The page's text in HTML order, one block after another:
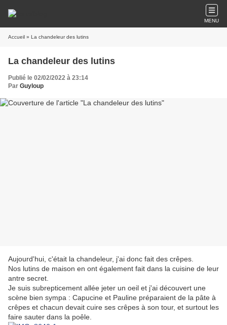
MENU
Accueil » La chandeleur des lutins
La chandeleur des lutins
Publié le 02/02/2022 à 23:14
Par Guyloup
Aujourd'hui, c'était la chandeleur, j'ai donc fait des crêpes.
Nos lutins de maison en ont également fait dans la cuisine de leur
antre secret.
Je suis subrepticement allée jeter un oeil et j'ai découvert une
scène bien sympa : Capucine et Pauline préparaient de la pâte à
crêpes et chacun devait cuire ses crêpes à son tour, et surtout les
faire sauter dans la poêle.